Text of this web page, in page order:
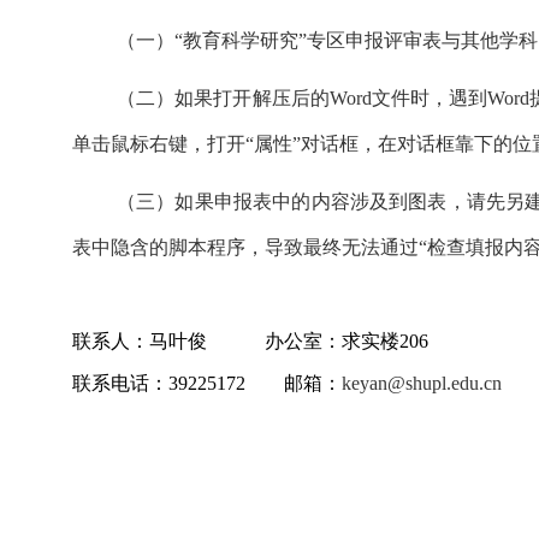
（一） “教育科学研究”专区申报评审表与其他学
（二）如果打开解压后的Word文件时，遇到
单击鼠标右键，打开“属性”对话框，在对话框靠下的
（三）如果申报表中的内容涉及到图表，请先另
表中隐含的脚本程序，导致最终无法通过“检查填报内
联系人：马叶俊 办公室：求实楼206
联系电话：39225172 邮箱： keyan@shupl.edu.cn